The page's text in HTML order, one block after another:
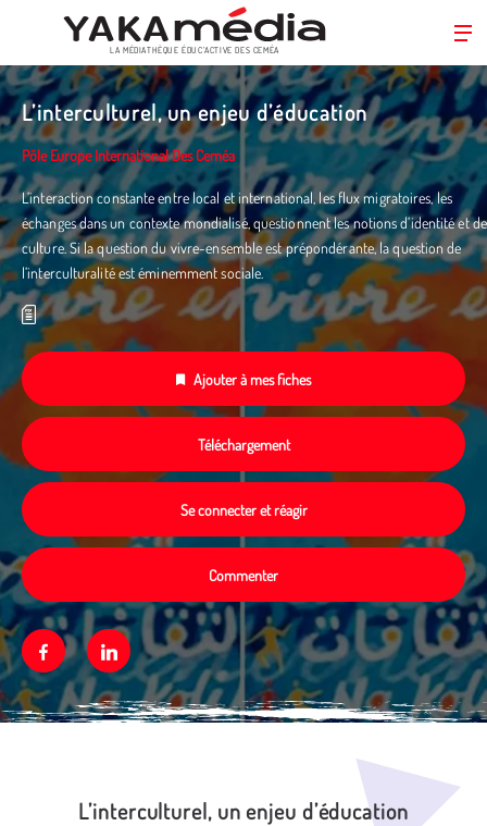
Aller
au
contenu
principal
LA MÉDIATHÈQUE ÉDUC’ACTIVE DES CEMÉA
L’interculturel, un enjeu d’éducation
Pôle Europe International Des Ceméa
L’interaction constante entre local et international, les flux migratoires, les
échanges dans un contexte mondialisé, questionnent les notions d’identité et de
culture. Si la question du vivre-ensemble est prépondérante, la question de
l’interculturalité est éminemment sociale.
Ajouter à mes fiches
Téléchargement
Se connecter et réagir
Commenter
FacebookLinkedin
L’interculturel, un enjeu d’éducation